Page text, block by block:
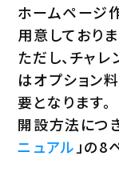
ホームページ
用意しておりま
ただし、チャ
はオプション
要となります。
開設方法につ
ニュアル 」の8